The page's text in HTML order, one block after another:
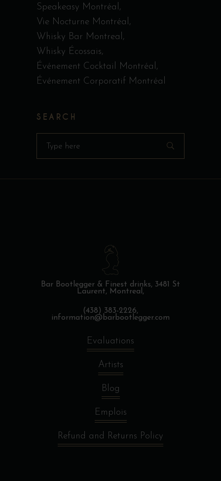
Speakeasy Montréal
Vie Nocturne Montréal
Whisky Bar Montreal
Whisky Écossais
Événement Cocktail Montréal
Événement Corporatif Montréal
SEARCH
Bar Bootlegger & Finest drinks, 3481 St
Laurent, Montreal,
(438) 383-2226,
information@barbootlegger.com
Evaluations
Artists
Blog
Emplois
Refund and Returns Policy